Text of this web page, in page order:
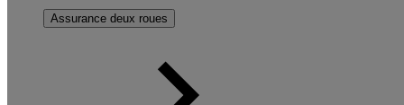
Assurance deux roues